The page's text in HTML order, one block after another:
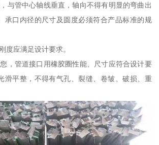
与管中心轴线垂直，轴向不得有明显的弯曲出
承口内径的尺寸及圆度必须符合产品标准的规
度应满足设计要求。
，管道接口用橡胶圈性能、尺寸应符合设计要
滑平整，不得有气孔、裂缝、卷皱、破损、重